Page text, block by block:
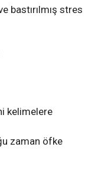
bastırılmış stres
kelimelere
zaman öfke